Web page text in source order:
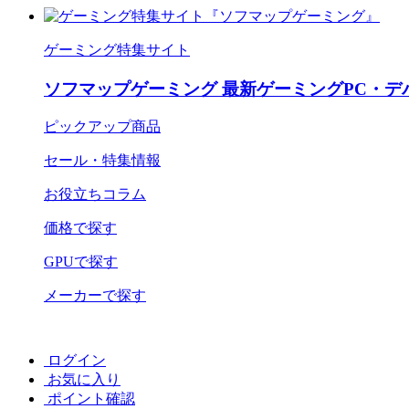
ゲーミング特集サイト
ソフマップゲーミング 最新ゲーミングPC・デ
ピックアップ商品
セール・特集情報
お役立ちコラム
価格で探す
GPUで探す
メーカーで探す
ログイン
お気に入り
ポイント確認